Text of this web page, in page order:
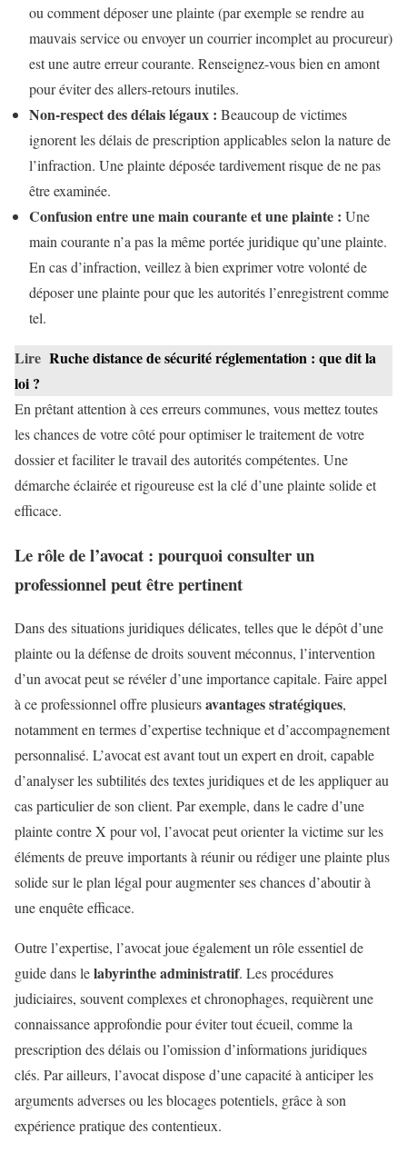
ou comment déposer une plainte (par exemple se rendre au
mauvais service ou envoyer un courrier incomplet au procureur)
est une autre erreur courante. Renseignez-vous bien en amont
pour éviter des allers-retours inutiles.
Non-respect des délais légaux : Beaucoup de victimes
ignorent les délais de prescription applicables selon la nature de
l’infraction. Une plainte déposée tardivement risque de ne pas
être examinée.
Confusion entre une main courante et une plainte : Une
main courante n’a pas la même portée juridique qu’une plainte.
En cas d’infraction, veillez à bien exprimer votre volonté de
déposer une plainte pour que les autorités l’enregistrent comme
tel.
Lire Ruche distance de sécurité réglementation : que dit la
loi ?
En prêtant attention à ces erreurs communes, vous mettez toutes
les chances de votre côté pour optimiser le traitement de votre
dossier et faciliter le travail des autorités compétentes. Une
démarche éclairée et rigoureuse est la clé d’une plainte solide et
efficace.
Le rôle de l’avocat : pourquoi consulter un
professionnel peut être pertinent
Dans des situations juridiques délicates, telles que le dépôt d’une
plainte ou la défense de droits souvent méconnus, l’intervention
d’un avocat peut se révéler d’une importance capitale. Faire appel
à ce professionnel offre plusieursavantages stratégiques,
notamment en termes d’expertise technique et d’accompagnement
personnalisé. L’avocat est avant tout un expert en droit, capable
d’analyser les subtilités des textes juridiques et de les appliquer au
cas particulier de son client. Par exemple, dans le cadre d’une
plainte contre X pour vol, l’avocat peut orienter la victime sur les
éléments de preuve importants à réunir ou rédiger une plainte plus
solide sur le plan légal pour augmenter ses chances d’aboutir à
une enquête efficace.
Outre l’expertise, l’avocat joue également un rôle essentiel de
guide dans lelabyrinthe administratif. Les procédures
judiciaires, souvent complexes et chronophages, requièrent une
connaissance approfondie pour éviter tout écueil, comme la
prescription des délais ou l’omission d’informations juridiques
clés. Par ailleurs, l’avocat dispose d’une capacité à anticiper les
arguments adverses ou les blocages potentiels, grâce à son
expérience pratique des contentieux.